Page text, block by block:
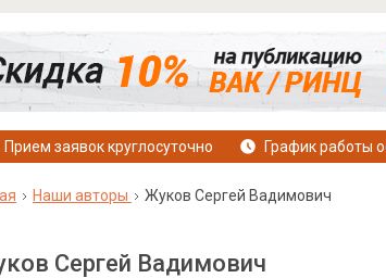
Прием заявок круглосуточно График работы
Наши авторы Жуков Сергей Вадимович
Сергей Вадимович